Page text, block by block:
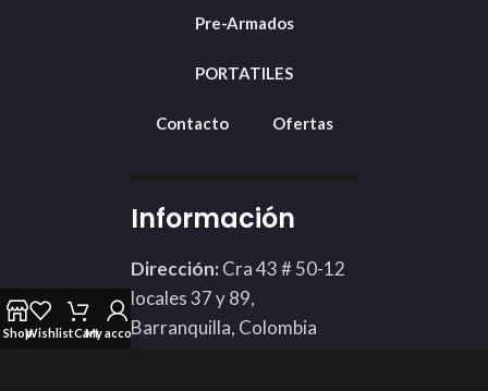
Pre-Armados
PORTATILES
Contacto Ofertas
Información
Dirección: Cra 43 # 50-12
locales 37 y 89,
Barranquilla, Colombia
ShopWishlistCartMy account